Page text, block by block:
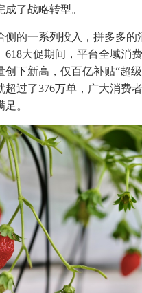
成了战略转型。
侧的一系列投入，拼多多的
618大促期间，平台全域消
创下新高，仅百亿补贴“超
超过了376万单，广大消费
。